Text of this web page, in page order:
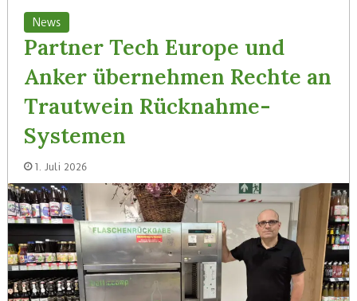
News
Partner Tech Europe und
Anker übernehmen Rechte an
Trautwein Rücknahme-
Systemen
1. Juli 2026